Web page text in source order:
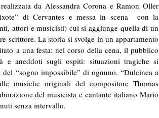
da Alessandra Corona e Ramon Oller
di Cervantes e messa in scena con la
attori e musicisti) cui si aggiunge quella di un
scrittore. La storia si svolge in un appartamento
a una festa: nel corso della cena, il pubblico
e aneddoti sugli ospiti: situazioni tragiche si
“sogno impossibile” di ognuno. “Dulcinea a
musiche originali del compositore Thomas
del musicista e cantante italiano Mario
senza intervallo.